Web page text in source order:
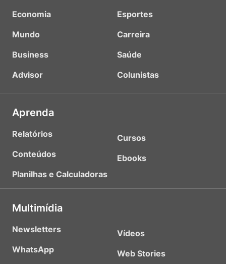
Economia
Mundo
Business
Advisor
Esportes
Carreira
Saúde
Colunistas
Aprenda
Relatórios
Conteúdos
Planilhas e Calculadoras
Cursos
Ebooks
Multimídia
Newsletters
WhatsApp
Vídeos
Web Stories